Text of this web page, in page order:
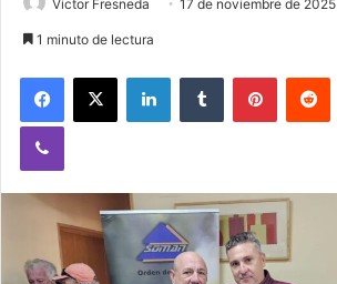
Victor Fresneda 17 de noviembre de 2025
1 minuto de lectura